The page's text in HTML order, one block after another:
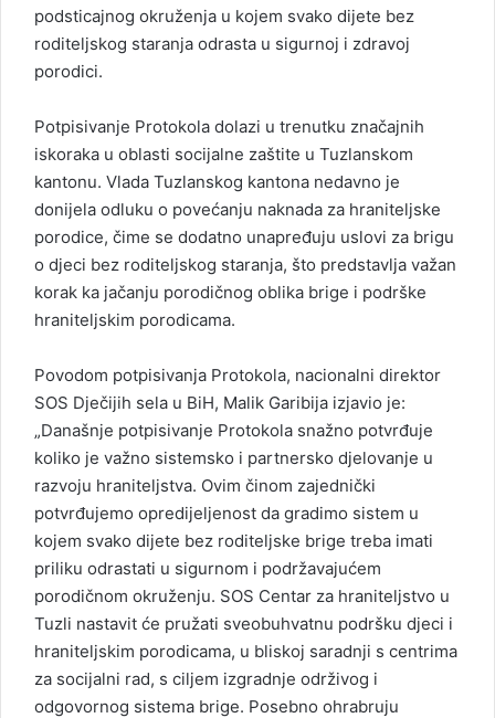
podsticajnog okruženja u kojem svako dijete bez
roditeljskog staranja odrasta u sigurnoj i zdravoj
porodici.
Potpisivanje Protokola dolazi u trenutku značajnih
iskoraka u oblasti socijalne zaštite u Tuzlanskom
kantonu. Vlada Tuzlanskog kantona nedavno je
donijela odluku o povećanju naknada za hraniteljske
porodice, čime se dodatno unapređuju uslovi za brigu
o djeci bez roditeljskog staranja, što predstavlja važan
korak ka jačanju porodičnog oblika brige i podrške
hraniteljskim porodicama.
Povodom potpisivanja Protokola, nacionalni direktor
SOS Dječijih sela u BiH, Malik Garibija izjavio je:
„Današnje potpisivanje Protokola snažno potvrđuje
koliko je važno sistemsko i partnersko djelovanje u
razvoju hraniteljstva. Ovim činom zajednički
potvrđujemo opredijeljenost da gradimo sistem u
kojem svako dijete bez roditeljske brige treba imati
priliku odrastati u sigurnom i podržavajućem
porodičnom okruženju. SOS Centar za hraniteljstvo u
Tuzli nastavit će pružati sveobuhvatnu podršku djeci i
hraniteljskim porodicama, u bliskoj saradnji s centrima
za socijalni rad, s ciljem izgradnje održivog i
odgovornog sistema brige. Posebno ohrabruju